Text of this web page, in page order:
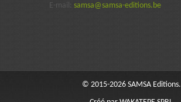
E-mail: samsa@samsa-editions.be
© 2015-2026 SAMSA Editions.